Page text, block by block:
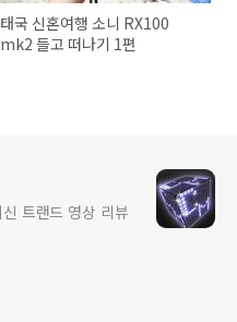
태국 신혼여행 소니 RX100
mk2 들고 떠나기 1편
트랜드 영상 리뷰